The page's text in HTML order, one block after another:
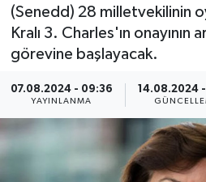
(Senedd) 28 milletvekilinin
Kralı 3. Charles'ın onayının
görevine başlayacak.
07.08.2024 - 09:36
YAYINLANMA
14.08.2024 -